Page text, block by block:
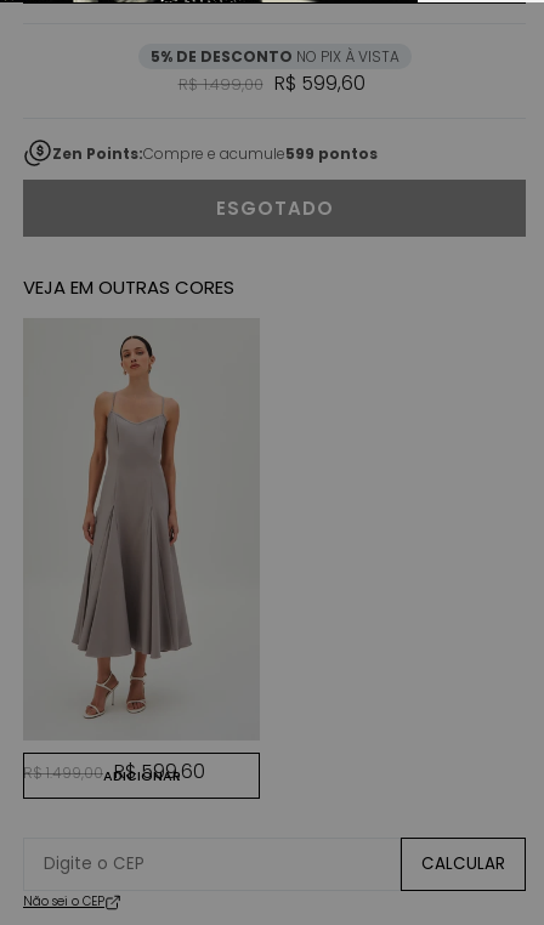
5% DE DESCONTO NO PIX À VISTA
Preço normal
R$ 1.499,00 Preço promocional
R$ 599,60
Zen Points:Compre e acumule599 pontos
ESGOTADO
VEJA EM OUTRAS CORES
CINZA GRANITO
Preço normal
R$ 1.499,00 Preço promocional
R$ 599,60
ADICIONAR
CALCULAR
Não sei o CEP